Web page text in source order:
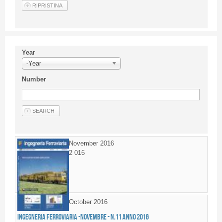
Year
-Year
Number
Ingegneria Ferroviaria -NOVEMBRE - n.11 anno 2016
November 2016
2 016
October 2016